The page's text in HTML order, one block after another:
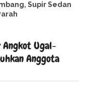
Supir Sedan
Angkot Ugal-
Anggota